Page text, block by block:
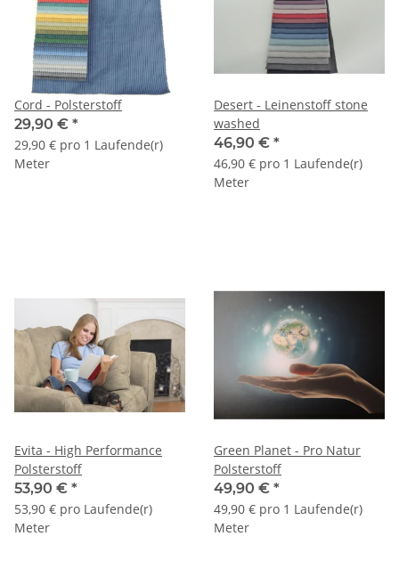
Cord - Polsterstoff
29,90 € *
29,90 € pro 1 Laufende(r)
Meter
Desert - Leinenstoff stone
washed
46,90 € *
46,90 € pro 1 Laufende(r)
Meter
Evita - High Performance
Polsterstoff
53,90 € *
53,90 € pro Laufende(r)
Meter
Green Planet - Pro Natur
Polsterstoff
49,90 € *
49,90 € pro 1 Laufende(r)
Meter